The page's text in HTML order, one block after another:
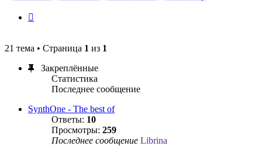
21 тема • Страница 1 из 1
Закреплённые
Статистика
Последнее сообщение
SynthOne - The best of
Ответы: 10
Просмотры: 259
Последнее сообщение Librina